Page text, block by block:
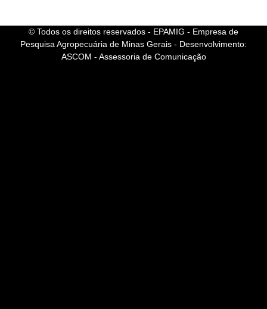
© Todos os direitos reservados - EPAMIG - Empresa de
Pesquisa Agropecuária de Minas Gerais - Desenvolvimento:
ASCOM - Assessoria de Comunicação